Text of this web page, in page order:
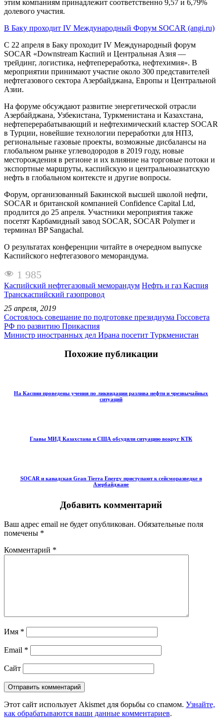
этим компаниям принадлежит соответственно 9,57 и 6,79%
долевого участия.
В Баку проходит IV Международный Форум SOCAR (angi.ru)
С 22 апреля в Баку проходит IV Международный форум
SOCAR «Downstream Каспий и Центральная Азия —
трейдинг, логистика, нефтепереработка, нефтехимия». В
мероприятии принимают участие около 300 представителей
нефтегазового сектора Азербайджана, Европы и Центральной
Азии.
На форуме обсуждают развитие энергетической отрасли
Азербайджана, Узбекистана, Туркменистана и Казахстана,
нефтеперерабатывающий и нефтехимический кластер SOCAR
в Турции, новейшие технологии переработки для НПЗ,
региональные газовые проекты, возможные дисбалансы на
глобальном рынке углеводородов в 2019 году, новые
месторождения в регионе и их влияние на торговые потоки и
экспортные маршруты, каспийскую и центральноазиатскую
нефть в глобальном контексте и другие вопросы.
Форум, организованный Бакинской высшей школой нефти,
SOCAR и британской компанией Confidence Capital Ltd,
продлится до 25 апреля. Участники мероприятия также
посетят Карбамидный завод SOCAR, SOCAR Polymer и
терминал BP Sangachal.
О результатах конференции читайте в очередном выпуске
Каспийского нефтегазового меморандума.
1 985
Каспийский нефтегазовый меморандум Нефть и газ Каспия
Транскаспийский газопровод
25 апреля, 2019
Состоялось совещание по подготовке президиума Госсовета
РФ по развитию Прикаспия
Министр иностранных дел Ирана посетит Туркменистан
Похожие публикации
На Каспии проведены учения по ликвидации разлива нефти и чрезвычайных
ситуаций
Главы МИД Казахстана и США обсудили ситуацию вокруг КТК
SOCAR и канадская Gran Tierra Energy приступают к сейсморазведке в
Азербайджане
Добавить комментарий
Ваш адрес email не будет опубликован. Обязательные поля
помечены *
Комментарий *
Имя *
Email *
Сайт
Этот сайт использует Akismet для борьбы со спамом. Узнайте,
как обрабатываются ваши данные комментариев.